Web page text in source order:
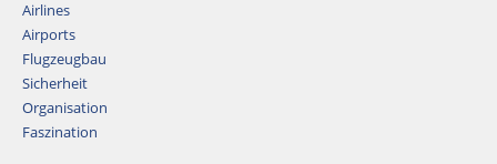
Airlines
Airports
Flugzeugbau
Sicherheit
Organisation
Faszination